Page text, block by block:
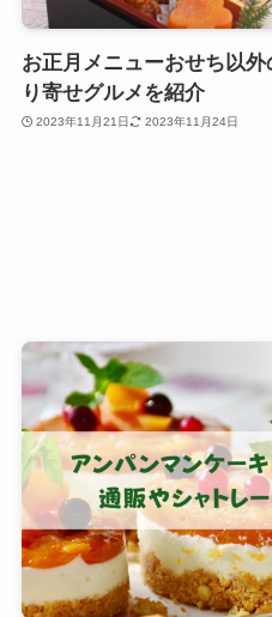
お正月メニューおせち以
り寄せグルメを紹介
2023年11月21日 2023年11月24日